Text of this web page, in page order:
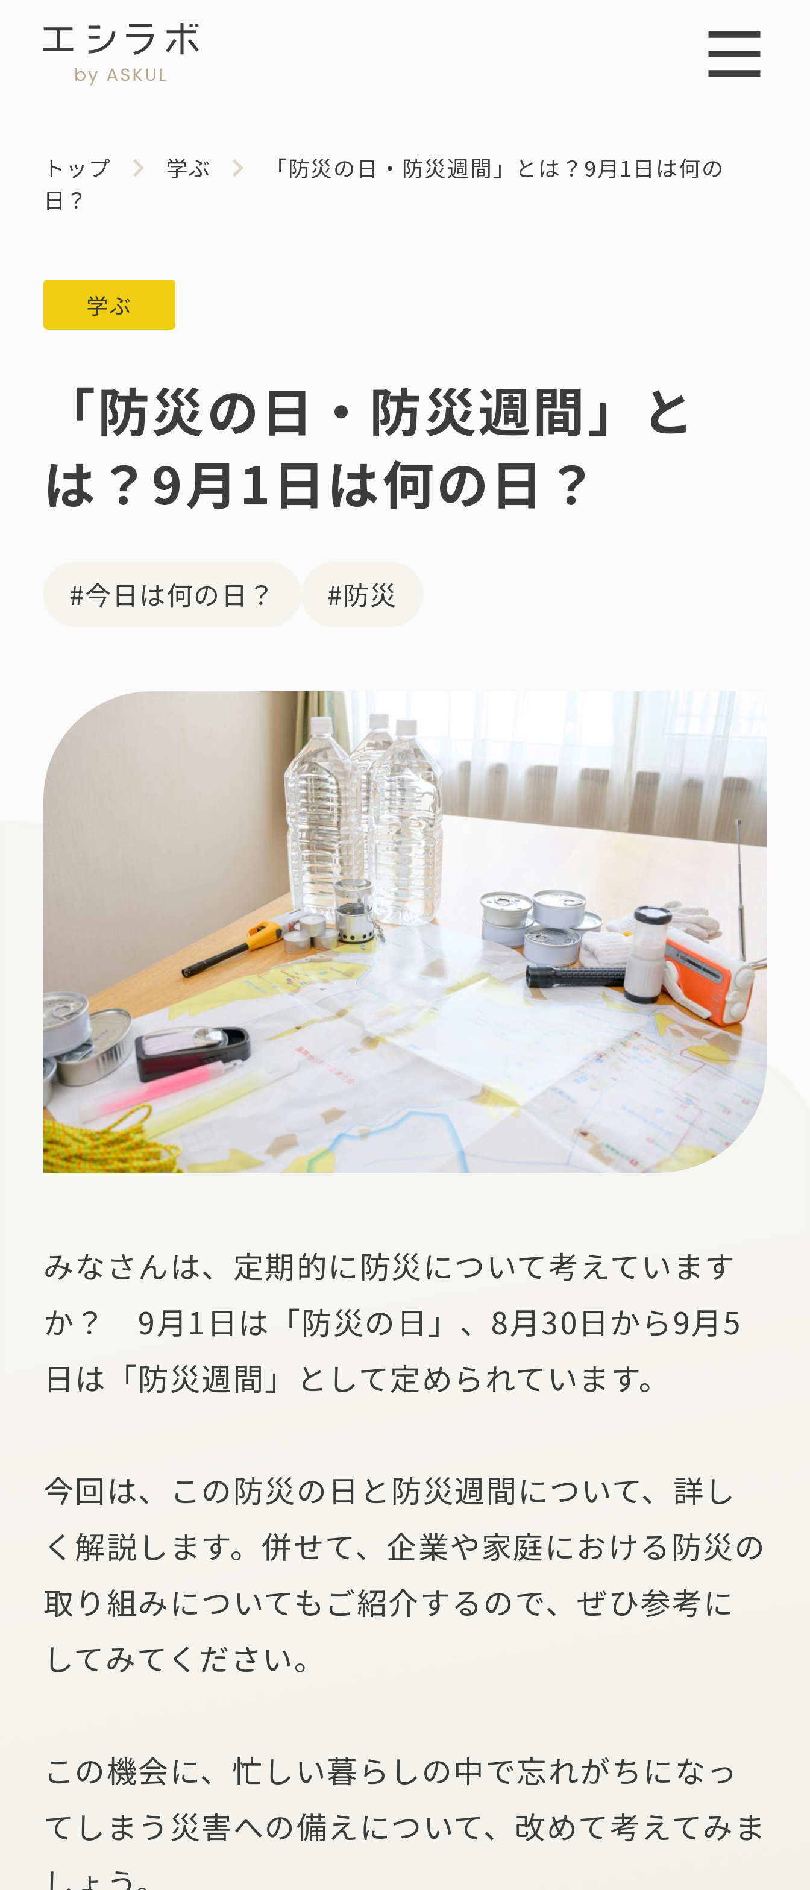
トップ 学ぶ
「防災の日・防災週間」とは？9月1日は何の
日？
学ぶ
「防災の日・防災週間」と
は？9月1日は何の日？
#今日は何の日？ #防災
みなさんは、定期的に防災について考えています
か？ 9月1日は「防災の日」、8月30日から9月5
日は「防災週間」として定められています。
今回は、この防災の日と防災週間について、詳し
く解説します。併せて、企業や家庭における防災の
取り組みについてもご紹介するので、ぜひ参考に
してみてください。
この機会に、忙しい暮らしの中で忘れがちになっ
てしまう災害への備えについて、改めて考えてみま